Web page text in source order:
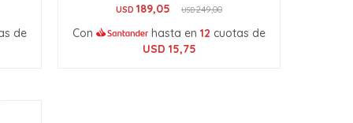
de
USD 189,05 USD249,00
Con hasta en12 cuotas de
USD 15,75